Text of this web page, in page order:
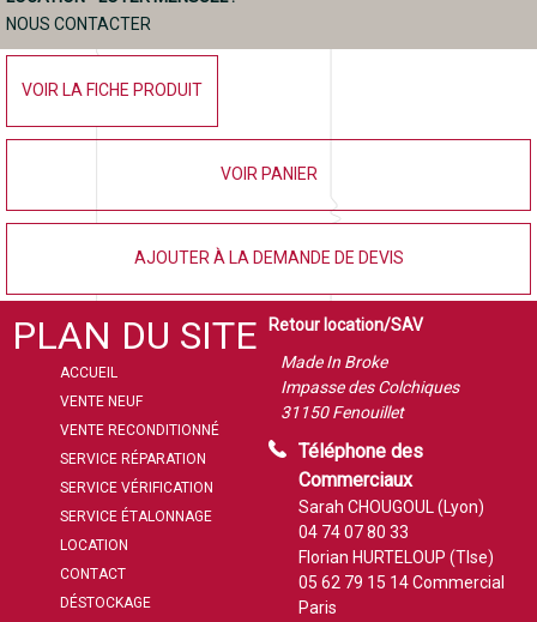
NOUS CONTACTER
VOIR LA FICHE PRODUIT
VOIR PANIER
AJOUTER À LA DEMANDE DE DEVIS
PLAN DU SITE
ACCUEIL
VENTE NEUF
VENTE RECONDITIONNÉ
SERVICE RÉPARATION
SERVICE VÉRIFICATION
SERVICE ÉTALONNAGE
LOCATION
CONTACT
DÉSTOCKAGE
Retour location/SAV
Made In Broke
Impasse des Colchiques
31150 Fenouillet
Téléphone des
Commerciaux
Sarah CHOUGOUL (Lyon)
04 74 07 80 33
Florian HURTELOUP (Tlse)
05 62 79 15 14Commercial
Paris